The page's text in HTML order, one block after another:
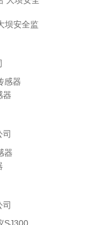
坝安全监
器
司